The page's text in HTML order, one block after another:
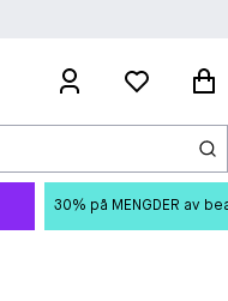
30% på MENGDER av